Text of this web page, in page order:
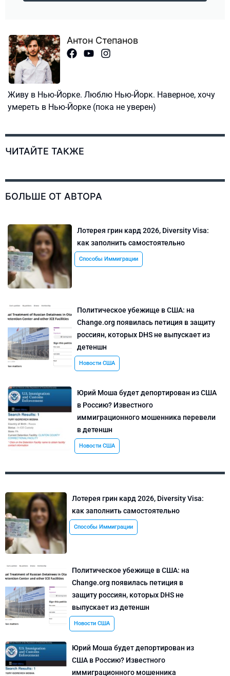
Антон Степанов
Живу в Нью-Йорке. Люблю Нью-Йорк. Наверное, хочу
умереть в Нью-Йорке (пока не уверен)
ЧИТАЙТЕ ТАКЖЕ
БОЛЬШЕ ОТ АВТОРА
Лотерея грин кард 2026, Diversity Visa:
как заполнить самостоятельно
Способы Иммиграции
Политическое убежище в США: на
Change.org появилась петиция в защиту
россиян, которых DHS не выпускает из
детеншн
Новости США
Юрий Моша будет депортирован из США
в Россию? Известного
иммиграционного мошенника перевели
в детеншн
Новости США
Лотерея грин кард 2026, Diversity Visa:
как заполнить самостоятельно
Способы Иммиграции
Политическое убежище в США: на
Change.org появилась петиция в
защиту россиян, которых DHS не
выпускает из детеншн
Новости США
Юрий Моша будет депортирован из
США в Россию? Известного
иммиграционного мошенника